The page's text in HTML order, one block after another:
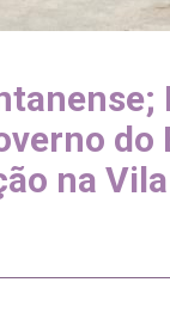
do
na